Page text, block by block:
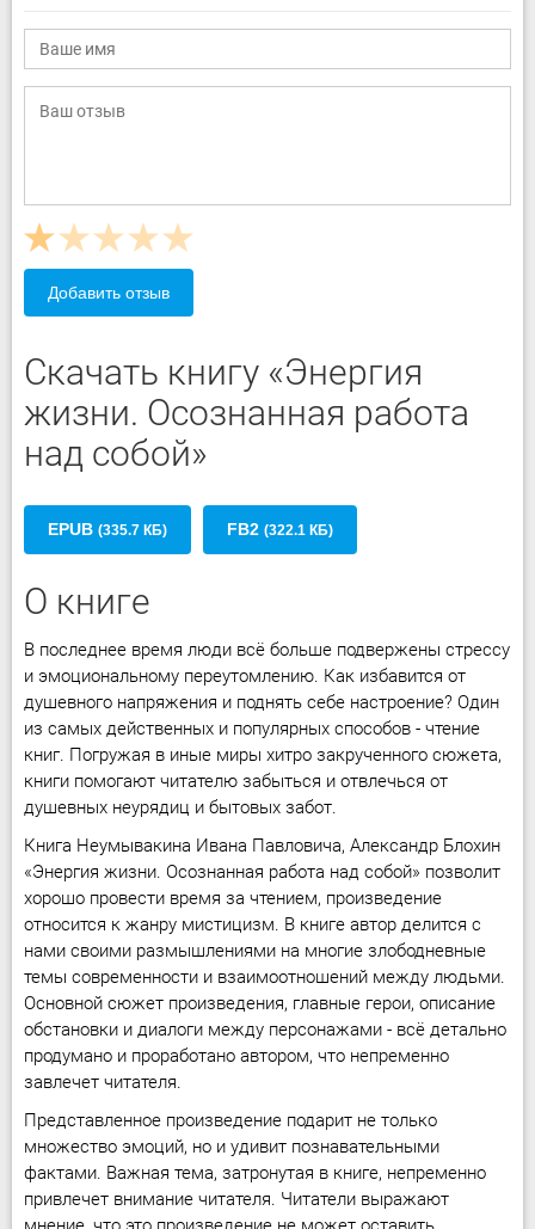
Добавить отзыв
Скачать книгу «Энергия
жизни. Осознанная работа
над собой»
EPUB (335.7 КБ) FB2 (322.1 КБ)
О книге
В последнее время люди всё больше подвержены стрессу
и эмоциональному переутомлению. Как избавится от
душевного напряжения и поднять себе настроение? Один
из самых действенных и популярных способов - чтение
книг. Погружая в иные миры хитро закрученного сюжета,
книги помогают читателю забыться и отвлечься от
душевных неурядиц и бытовых забот.
Книга Неумывакина Ивана Павловича, Александр Блохин
«Энергия жизни. Осознанная работа над собой» позволит
хорошо провести время за чтением, произведение
относится к жанру мистицизм. В книге автор делится с
нами своими размышлениями на многие злободневные
темы современности и взаимоотношений между людьми.
Основной сюжет произведения, главные герои, описание
обстановки и диалоги между персонажами - всё детально
продумано и проработано автором, что непременно
завлечет читателя.
Представленное произведение подарит не только
множество эмоций, но и удивит познавательными
фактами. Важная тема, затронутая в книге, непременно
привлечет внимание читателя. Читатели выражают